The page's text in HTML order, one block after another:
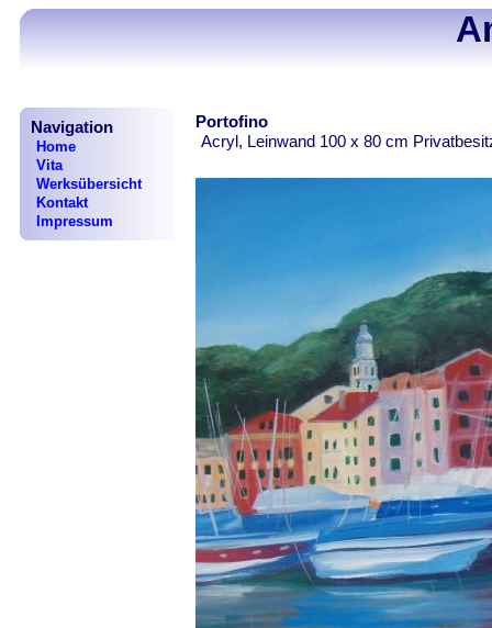
Navigation
Home
Vita
Werksübersicht
Kontakt
Impressum
Portofino
Acryl, Leinwand 100 x 80 cm